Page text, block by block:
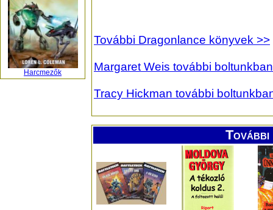
Harcmezők
További Dragonlance könyvek >>
Margaret Weis további
Tracy Hickman további